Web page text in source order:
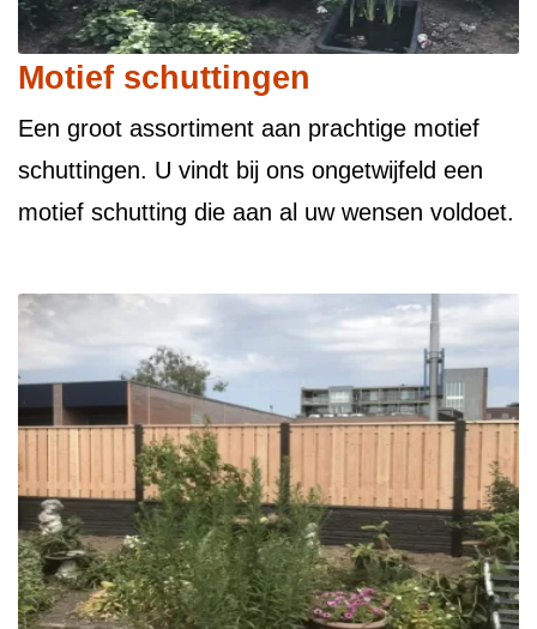
Motief schuttingen
Een groot assortiment aan prachtige motief
schuttingen. U vindt bij ons ongetwijfeld een
motief schutting die aan al uw wensen voldoet.